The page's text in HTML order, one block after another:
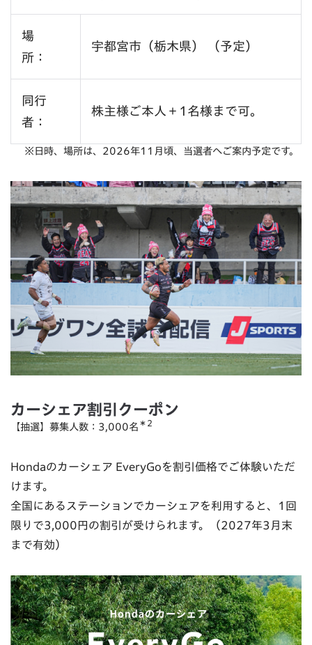
場
所：
宇都宮市（栃木県） （予定）
同行
者：
株主様ご本人＋1名様まで可。
※日時、場所は、2026年11月頃、当選者へご案内予定です。
カーシェア割引クーポン
【抽選】募集人数：3,000名 ＊2
Hondaのカーシェア EveryGoを割引価格でご体験いただ
けます。
全国にあるステーションでカーシェアを利用すると、1回
限りで3,000円の割引が受けられます。（2027年3月末
まで有効）